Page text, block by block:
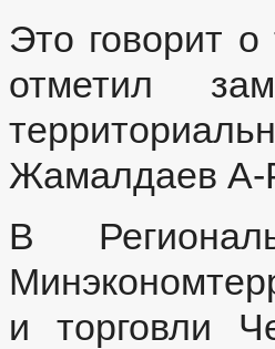
Это говорит
отметил
Жамалдаев
В
и торговли